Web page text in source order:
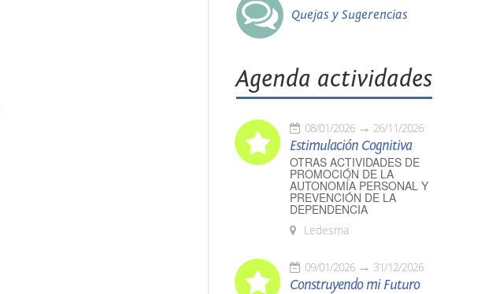
Quejas y Sugerencias
Agenda actividades
08/01/2026 26/11/2026
Estimulación Cognitiva
OTRAS ACTIVIDADES DE
PROMOCIÓN DE LA
AUTONOMÍA PERSONAL Y
PREVENCIÓN DE LA
DEPENDENCIA
Ledesma
09/01/2026 31/12/2026
Construyendo mi Futuro